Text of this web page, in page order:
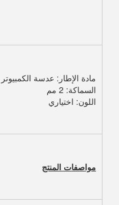
مادة الإطار: عدسة الكمبيوتر
السماكة: 2 مم
اللون: اختياري
مواصفات المنتج